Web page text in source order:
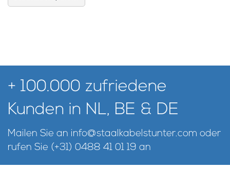
+ 100.000 zufriedene
Kunden in NL, BE & DE
Mailen Sie an info@staalkabelstunter.com oder
rufen Sie (+31) 0488 41 01 19 an